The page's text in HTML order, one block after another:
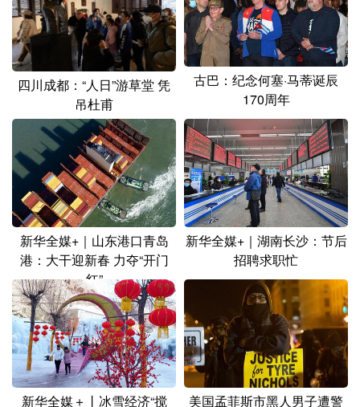
四川成都：“人日”游草堂 凭
吊杜甫
古巴：纪念何塞·马蒂诞辰
170周年
新华全媒+｜山东港口青岛
港：大干迎新春 力夺“开门
红”
新华全媒+｜湖南长沙：节后
招聘求职忙
新华全媒＋丨冰雪经济“搅 美国孟菲斯市黑人男子遭警